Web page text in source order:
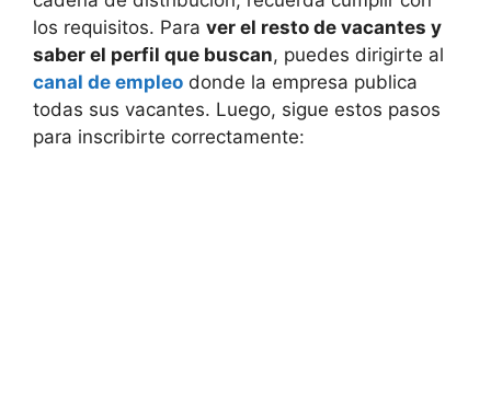
los requisitos. Para ver el resto de vacantes y
saber el perfil que buscan, puedes dirigirte al
canal de empleo donde la empresa publica
todas sus vacantes. Luego, sigue estos pasos
para inscribirte correctamente: